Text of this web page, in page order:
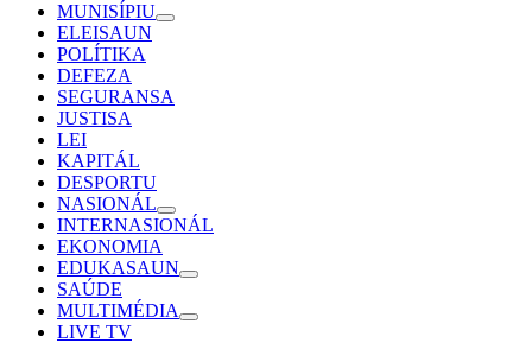
MUNISÍPIU
ELEISAUN
POLÍTIKA
DEFEZA
SEGURANSA
JUSTISA
LEI
KAPITÁL
DESPORTU
NASIONÁL
INTERNASIONÁL
EKONOMIA
EDUKASAUN
SAÚDE
MULTIMÉDIA
LIVE TV